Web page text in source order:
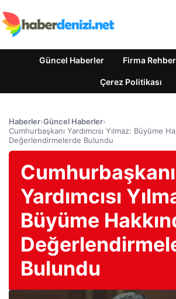
Güncel Haberler Firma
Çerez Politikası
Haberler›Güncel Haberler›
Cumhurbaşkanı Yardımcısı Yılmaz: Büyüme
Değerlendirmelerde Bulundu
Cumhurbaşkanı
Yardımcısı
Büyüme
Bulundu